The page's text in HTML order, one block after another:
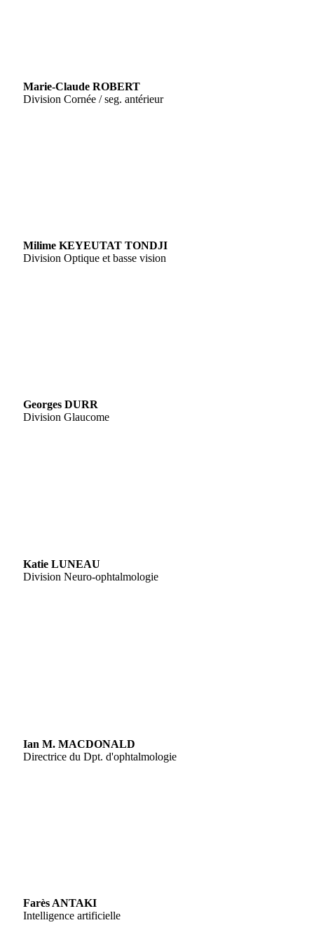
Marie-Claude ROBERT
Division Cornée / seg. antérieur
Milime KEYEUTAT TONDJI
Division Optique et basse vision
Georges DURR
Division Glaucome
Katie LUNEAU
Division Neuro-ophtalmologie
Ian M. MACDONALD
Directrice du Dpt. d'ophtalmologie
Farès ANTAKI
Intelligence artificielle